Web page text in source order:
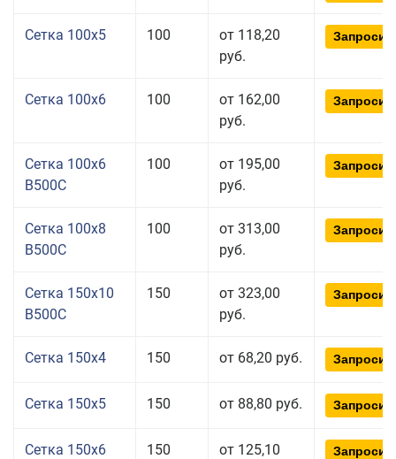
Сетка 100x5 100
от 118,20
руб.
Сетка 100x6 100
от 162,00
руб.
Сетка 100x6
В500С
100
от 195,00
руб.
Сетка 100x8
В500С
100
от 313,00
руб.
Сетка 150x10
В500С
150
от 323,00
руб.
Сетка 150x4 150 от 68,20 руб.
Сетка 150x5 150 от 88,80 руб.
Сетка 150x6 150
от 125,10